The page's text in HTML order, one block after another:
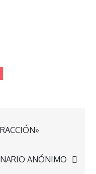
ANÓNIMO